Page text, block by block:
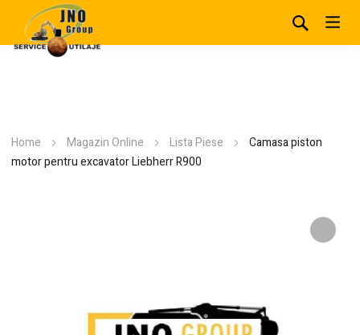
Home Magazin Online Lista Piese
Camasa piston
motor pentru excavator Liebherr R900